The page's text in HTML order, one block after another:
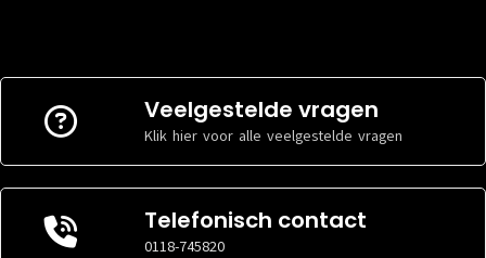
Veelgestelde vragen
Klik hier voor alle veelgestelde vragen
Telefonisch contact
0118-745820